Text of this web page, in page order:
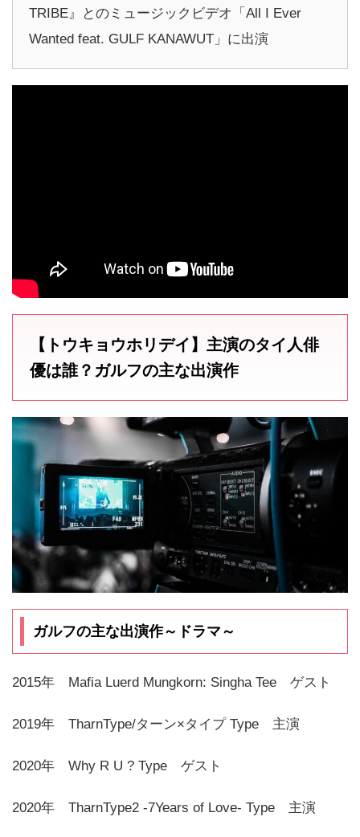
TRIBE』とのミュージックビデオ「All I Ever
Wanted feat. GULF KANAWUT」に出演
【トウキョウホリデイ】主演のタイ人俳
優は誰？ガルフの主な出演作
ガルフの主な出演作～ドラマ～
2015年 Mafia Luerd Mungkorn: Singha Tee ゲスト
2019年 TharnType/ターン×タイプ Type 主演
2020年 Why R U ? Type ゲスト
2020年 TharnType2 -7Years of Love- Type 主演